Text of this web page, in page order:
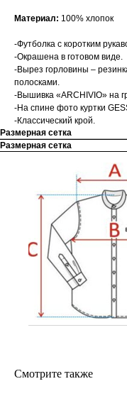
Материал: 100% хлопок
-Футболка с коротким
-Окрашена в готовом виде.
-Вырез горловины –
полосками.
-Вышивка «ARCHIVIO» на
-На спине фото куртки
-Классический крой.
Размерная сетка
Размерная сетка
Смотрите также